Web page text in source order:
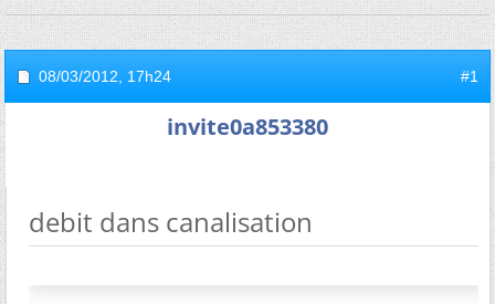
08/03/2012, 17h24 #1
invite0a853380
debit dans canalisation